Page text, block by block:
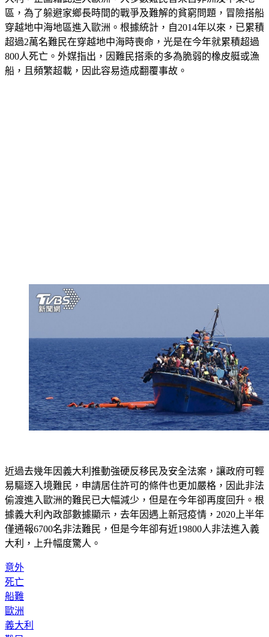
區，為了躲避家鄉長時間的戰爭及難解的貧窮問題，冒險搭船
穿越地中海地區進入歐洲。根據統計，自2014年以來，已累積
超過2萬名難民在穿越地中海時喪命，光是在今年就累積超過
800人死亡。外媒指出，因難民搭乘的多為脆弱的橡皮艇或漁
船，且頻繁超載，因此容易造成翻覆事故。
近過去幾年因義大利推動強硬反移民及安全法案，讓政府可輕
易驅逐入境難民，申請居住許可的條件也更加嚴格，因此非法
偷渡進入歐洲的難民已大幅減少，但是在今年卻再度回升。根
據義大利內政部數據顯示，去年因遇上新冠疫情，2020上半年
僅通報6700名非法難民，但是今年卻有近19800人非法進入義
大利，上升幅度驚人。
意外
死亡
船難
歐洲
義大利